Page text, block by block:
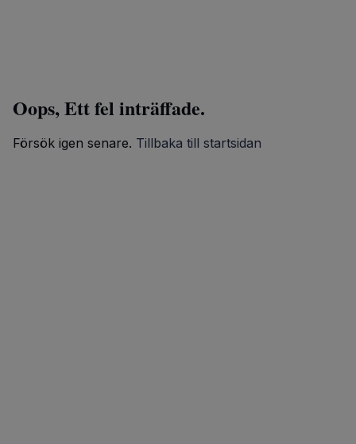
Oops, Ett fel inträffade.
Försök igen senare. Tillbaka till startsidan